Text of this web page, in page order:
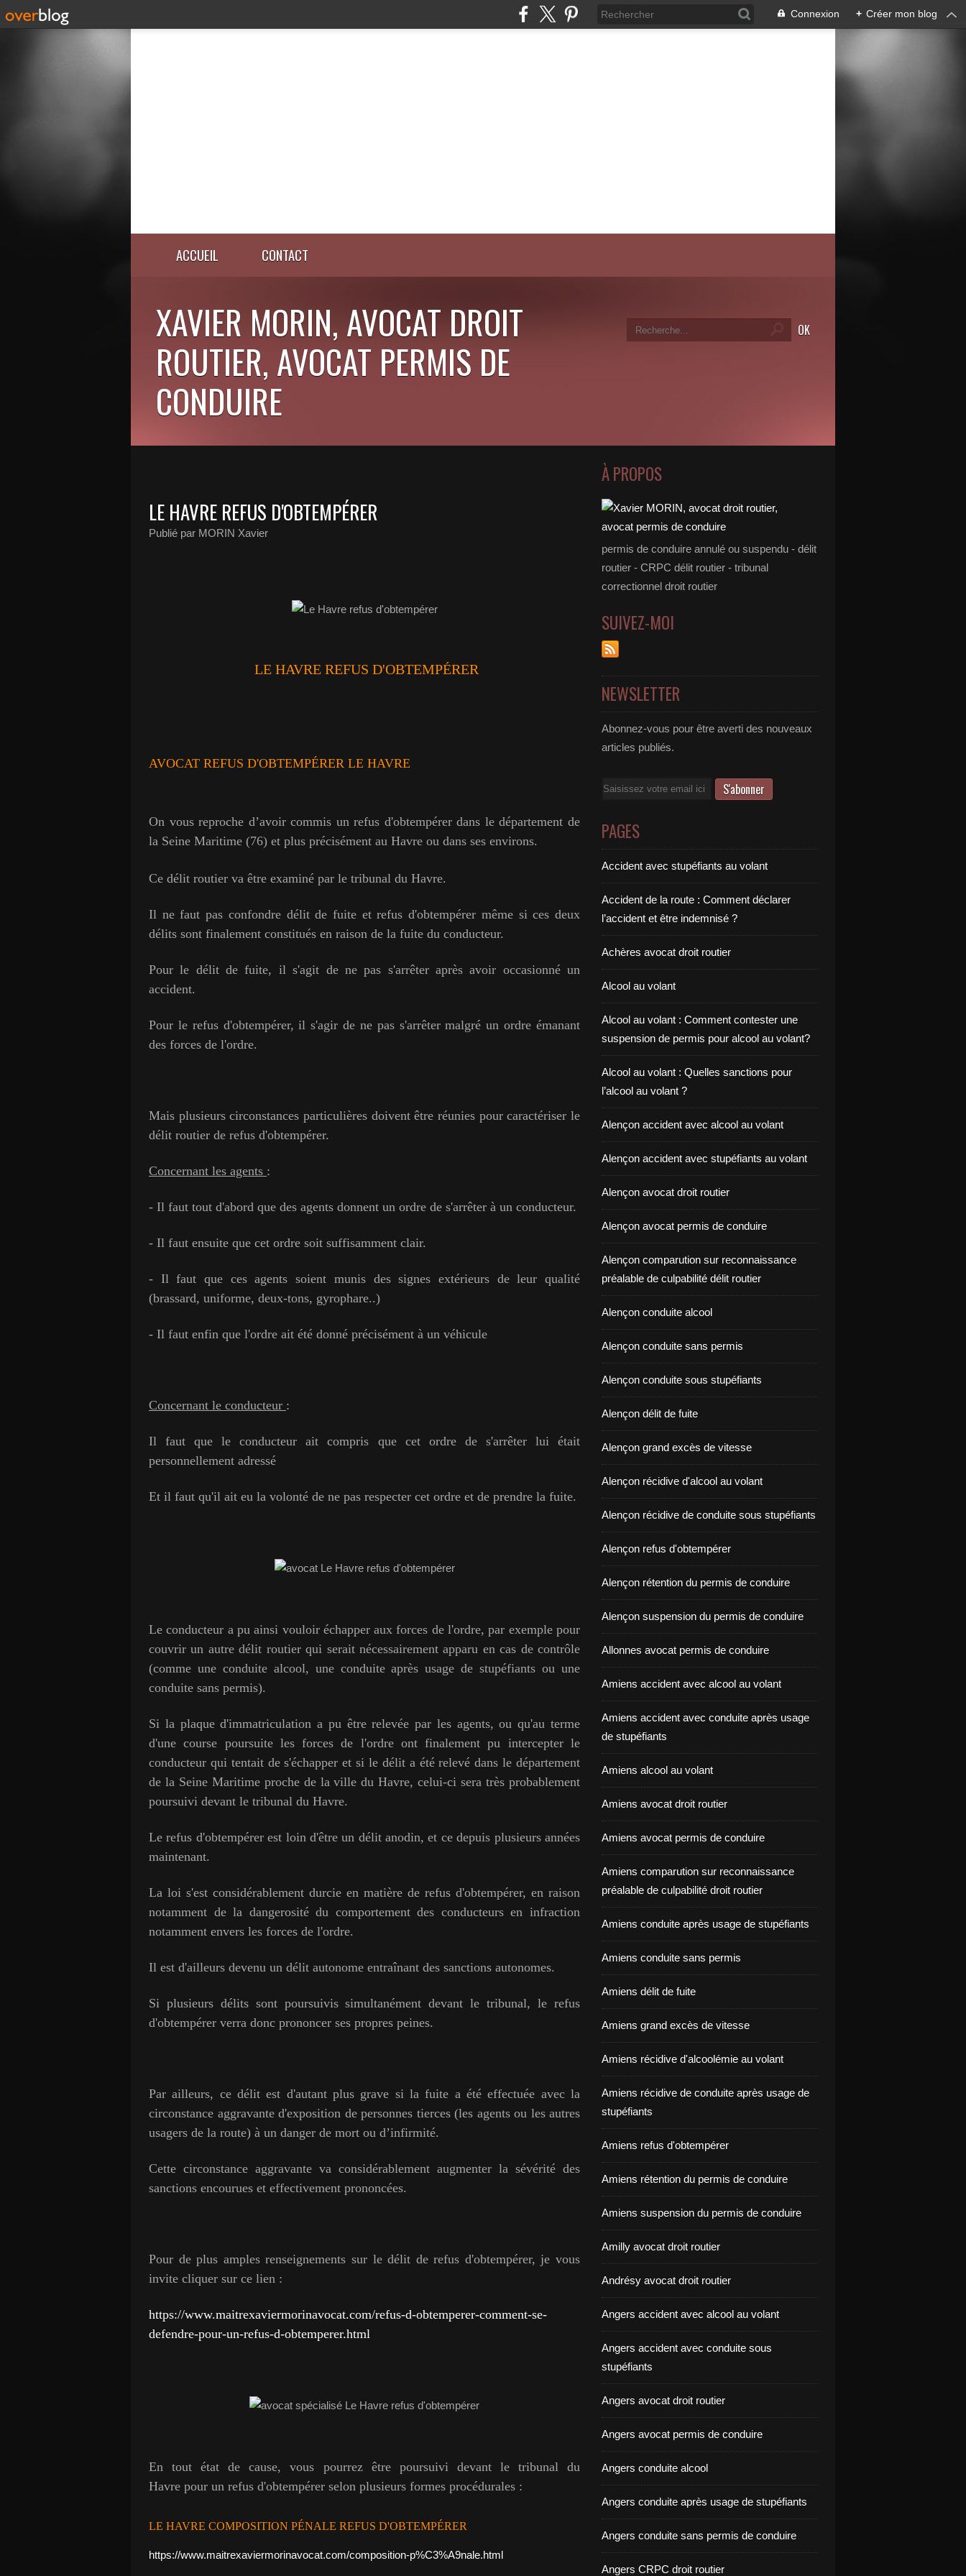
Connexion + Créer mon blog
ACCUEIL CONTACT
XAVIER MORIN, AVOCAT DROIT
ROUTIER, AVOCAT PERMIS DE
CONDUIRE
LE HAVRE REFUS D'OBTEMPÉRER
Publié par MORIN Xavier
LE HAVRE REFUS D'OBTEMPÉRER
AVOCAT REFUS D'OBTEMPÉRER LE HAVRE
On vous reproche d’avoir commis un refus d'obtempérer dans le département de
la Seine Maritime (76) et plus précisément au Havre ou dans ses environs.
Ce délit routier va être examiné par le tribunal du Havre.
Il ne faut pas confondre délit de fuite et refus d'obtempérer même si ces deux
délits sont finalement constitués en raison de la fuite du conducteur.
Pour le délit de fuite, il s'agit de ne pas s'arrêter après avoir occasionné un
accident.
Pour le refus d'obtempérer, il s'agir de ne pas s'arrêter malgré un ordre émanant
des forces de l'ordre.
Mais plusieurs circonstances particulières doivent être réunies pour caractériser le
délit routier de refus d'obtempérer.
Concernant les agents :
- Il faut tout d'abord que des agents donnent un ordre de s'arrêter à un conducteur.
- Il faut ensuite que cet ordre soit suffisamment clair.
- Il faut que ces agents soient munis des signes extérieurs de leur qualité
(brassard, uniforme, deux-tons, gyrophare..)
- Il faut enfin que l'ordre ait été donné précisément à un véhicule
Concernant le conducteur :
Il faut que le conducteur ait compris que cet ordre de s'arrêter lui était
personnellement adressé
Et il faut qu'il ait eu la volonté de ne pas respecter cet ordre et de prendre la fuite.
Le conducteur a pu ainsi vouloir échapper aux forces de l'ordre, par exemple pour
couvrir un autre délit routier qui serait nécessairement apparu en cas de contrôle
(comme une conduite alcool, une conduite après usage de stupéfiants ou une
conduite sans permis).
Si la plaque d'immatriculation a pu être relevée par les agents, ou qu'au terme
d'une course poursuite les forces de l'ordre ont finalement pu intercepter le
conducteur qui tentait de s'échapper et si le délit a été relevé dans le département
de la Seine Maritime proche de la ville du Havre, celui-ci sera très probablement
poursuivi devant le tribunal du Havre.
Le refus d'obtempérer est loin d'être un délit anodin, et ce depuis plusieurs années
maintenant.
La loi s'est considérablement durcie en matière de refus d'obtempérer, en raison
notamment de la dangerosité du comportement des conducteurs en infraction
notamment envers les forces de l'ordre.
Il est d'ailleurs devenu un délit autonome entraînant des sanctions autonomes.
Si plusieurs délits sont poursuivis simultanément devant le tribunal, le refus
d'obtempérer verra donc prononcer ses propres peines.
Par ailleurs, ce délit est d'autant plus grave si la fuite a été effectuée avec la
circonstance aggravante d'exposition de personnes tierces (les agents ou les autres
usagers de la route) à un danger de mort ou d’infirmité.
Cette circonstance aggravante va considérablement augmenter la sévérité des
sanctions encourues et effectivement prononcées.
Pour de plus amples renseignements sur le délit de refus d'obtempérer, je vous
invite cliquer sur ce lien :
https://www.maitrexaviermorinavocat.com/refus-d-obtemperer-comment-se-
defendre-pour-un-refus-d-obtemperer.html
En tout état de cause, vous pourrez être poursuivi devant le tribunal du
Havre pour un refus d'obtempérer selon plusieurs formes procédurales :
LE HAVRE COMPOSITION PÉNALE REFUS D'OBTEMPÉRER
https://www.maitrexaviermorinavocat.com/composition-p%C3%A9nale.html
À PROPOS
permis de conduire annulé ou suspendu - délit
routier - CRPC délit routier - tribunal
correctionnel droit routier
SUIVEZ-MOI
NEWSLETTER
Abonnez-vous pour être averti des nouveaux
articles publiés.
Email
PAGES
Accident avec stupéfiants au volant
Accident de la route : Comment déclarer
l’accident et être indemnisé ?
Achères avocat droit routier
Alcool au volant
Alcool au volant : Comment contester une
suspension de permis pour alcool au volant?
Alcool au volant : Quelles sanctions pour
l’alcool au volant ?
Alençon accident avec alcool au volant
Alençon accident avec stupéfiants au volant
Alençon avocat droit routier
Alençon avocat permis de conduire
Alençon comparution sur reconnaissance
préalable de culpabilité délit routier
Alençon conduite alcool
​​​​​​​Alençon conduite sans permis
Alençon conduite sous stupéfiants
Alençon délit de fuite
Alençon grand excès de vitesse
Alençon récidive d'alcool au volant
Alençon récidive de conduite sous stupéfiants
Alençon refus d'obtempérer
Alençon rétention du permis de conduire
Alençon suspension du permis de conduire
Allonnes avocat permis de conduire
Amiens accident avec alcool au volant
Amiens accident avec conduite après usage
de stupéfiants
Amiens alcool au volant
Amiens avocat droit routier
Amiens avocat permis de conduire
Amiens comparution sur reconnaissance
préalable de culpabilité droit routier
Amiens conduite après usage de stupéfiants
Amiens conduite sans permis
Amiens délit de fuite
Amiens grand excès de vitesse
Amiens récidive d'alcoolémie au volant
Amiens récidive de conduite après usage de
stupéfiants
Amiens refus d'obtempérer
Amiens rétention du permis de conduire
Amiens suspension du permis de conduire
Amilly avocat droit routier
Andrésy avocat droit routier
Angers accident avec alcool au volant
Angers accident avec conduite sous
stupéfiants
Angers avocat droit routier
Angers avocat permis de conduire
Angers conduite alcool
Angers conduite après usage de stupéfiants
Angers conduite sans permis de conduire
Angers CRPC droit routier